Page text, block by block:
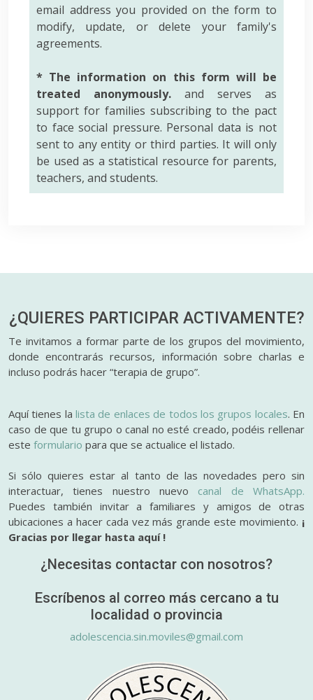
email address you provided on the form to
modify, update, or delete your family's
agreements.
* The information on this form will be
treated anonymously. and serves as
support for families subscribing to the pact
to face social pressure. Personal data is not
sent to any entity or third parties. It will only
be used as a statistical resource for parents,
teachers, and students.
¿QUIERES PARTICIPAR ACTIVAMENTE?
Te invitamos a formar parte de los grupos del movimiento,
donde encontrarás recursos, información sobre charlas e
incluso podrás hacer “terapia de grupo”.
Aquí tienes lalista de enlaces de todos los grupos locales. En
caso de que tu grupo o canal no esté creado, podéis rellenar
este formulario para que se actualice el listado.
Si sólo quieres estar al tanto de las novedades pero sin
interactuar, tienes nuestro nuevo canal de WhatsApp.
Puedes también invitar a familiares y amigos de otras
ubicaciones a hacer cada vez más grande este movimiento. ¡
Gracias por llegar hasta aquí !
¿Necesitas contactar con nosotros?
Escríbenos al correo más cercano a tu
localidad o provincia
adolescencia.sin.moviles@gmail.com